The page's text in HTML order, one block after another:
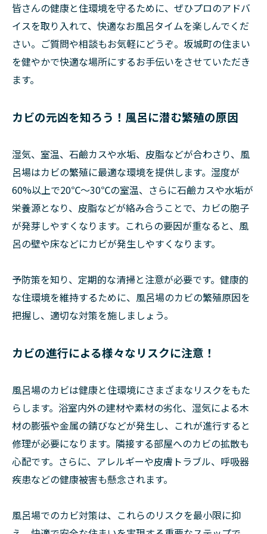
皆さんの健康と住環境を守るために、ぜひプロのアドバ
イスを取り入れて、快適なお風呂タイムを楽しんでくだ
さい。ご質問や相談もお気軽にどうぞ。坂城町の住まい
を健やかで快適な場所にするお手伝いをさせていただき
ます。
カビの元凶を知ろう！風呂に潜む繁殖の原因
湿気、室温、石鹼カスや水垢、皮脂などが合わさり、風
呂場はカビの繁殖に最適な環境を提供します。湿度が
60%以上で20℃～30℃の室温、さらに石鹼カスや水垢が
栄養源となり、皮脂などが絡み合うことで、カビの胞子
が発芽しやすくなります。これらの要因が重なると、風
呂の壁や床などにカビが発生しやすくなります。
予防策を知り、定期的な清掃と注意が必要です。健康的
な住環境を維持するために、風呂場のカビの繁殖原因を
把握し、適切な対策を施しましょう。
カビの進行による様々なリスクに注意！
風呂場のカビは健康と住環境にさまざまなリスクをもた
らします。浴室内外の建材や素材の劣化、湿気による木
材の膨張や金属の錆びなどが発生し、これが進行すると
修理が必要になります。隣接する部屋へのカビの拡散も
心配です。さらに、アレルギーや皮膚トラブル、呼吸器
疾患などの健康被害も懸念されます。
風呂場でのカビ対策は、これらのリスクを最小限に抑